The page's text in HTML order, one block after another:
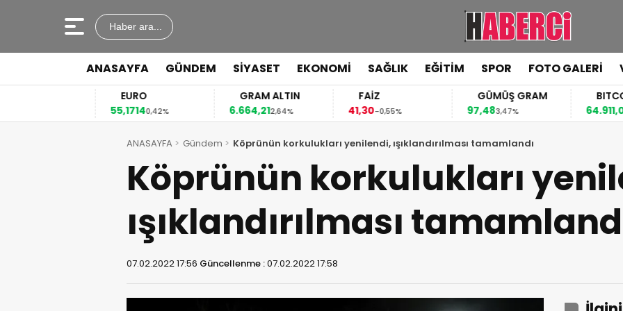
Haber ara...
ANASAYFA GÜNDEM SİYASET EKONOMİ SAĞLIK EĞİTİM SPOR FOTO GALERİ
55,17140,42%
GRAM ALTIN
6.664,212,64% -0,55%
GÜMÜŞ GRAM
3,47%
BITCOIN
64.911,000,80%
ANASAYFA Gündem Köprünün korkulukları yenilendi, ışıklandırılması tamamlandı
Köprünün korkulukları
ışıklandırılması
07.02.2022 17:56 Güncellenme :07.02.2022 17:58